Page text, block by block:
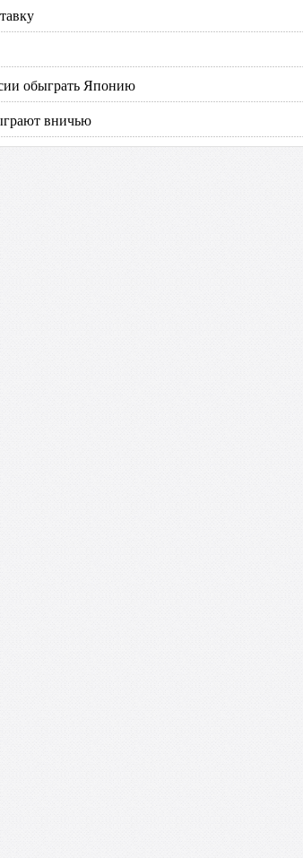
обыграть Японию
вничью